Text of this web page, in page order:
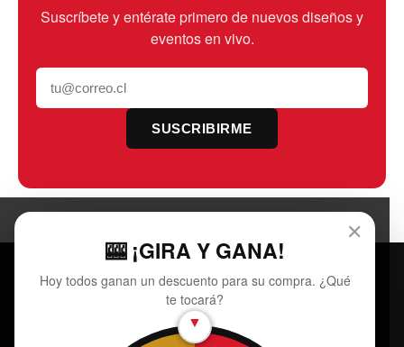
Suscríbete y entérate primero de nuevos diseños y
eventos en vivo.
SUSCRIBIRME
✕
🎰 ¡GIRA Y GANA!
Hoy todos ganan un descuento para su compra. ¿Qué
te tocará?
▼
Ropa épica de tus luchadores
ROPA
Catálogo completo